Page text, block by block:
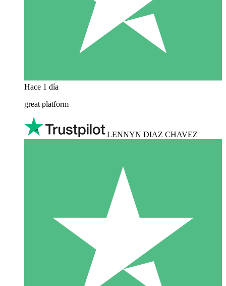
Hace 1 día
great platform
LENNYN DIAZ CHAVEZ